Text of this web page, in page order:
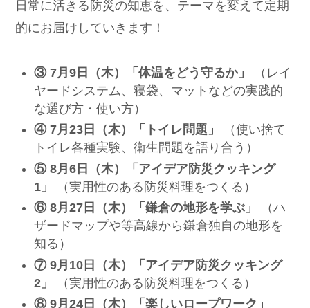
日常に活きる防災の知恵を、テーマを変えて定期
的にお届けしていきます！
③ 7月9日（木）「体温をどう守るか」
（レイ
ヤードシステム、寝袋、マットなどの実践的
な選び方・使い方）
④ 7月23日（木）「トイレ問題」
（使い捨て
トイレ各種実験、衛生問題を語り合う）
⑤ 8月6日（木）「アイデア防災クッキング
1」
（実用性のある防災料理をつくる）
⑥ 8月27日（木）「鎌倉の地形を学ぶ」
（ハ
ザードマップや等高線から鎌倉独自の地形を
知る）
⑦ 9月10日（木）「アイデア防災クッキング
2」
（実用性のある防災料理をつくる）
⑧ 9月24日（木）「楽しいロープワーク」